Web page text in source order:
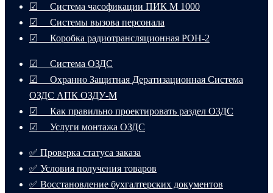
☑ Система часофикации ПИК М 1000
☑ Системы вызова персонала
☑ Коробка радиотрансляционная РОН-2
☑ Система ОЗДС
☑ Охранно Защитная Дератизационная Система
ОЗДС АПК ОЗДУ-М
☑ Как правильно проектировать раздел ОЗДС
☑ Услуги монтажа ОЗДС
✅ Проверка статуса заказа
✅ Условия получения товаров
✅ Восстановление бухгалтерских документов